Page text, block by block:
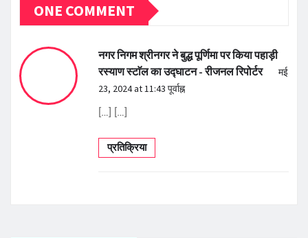
ONE COMMENT
नगर निगम श्रीनगर ने बुद्ध पूर्णिमा पर किया पहाड़ी
रस्याण स्टाॅल का उद्घाटन - रीजनल रिपोर्टर
मई
23, 2024 at 11:43 पूर्वाह्न
[…] […]
प्रतिक्रिया